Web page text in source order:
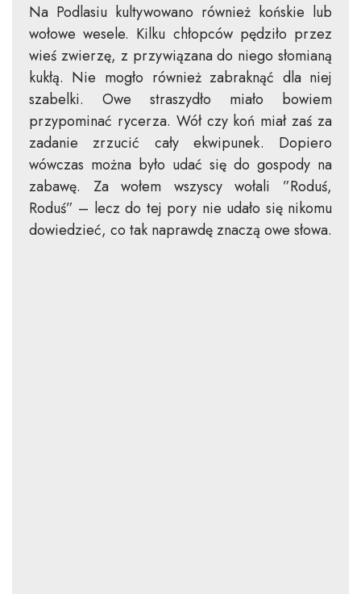
Na Podlasiu kultywowano również końskie lub
wołowe wesele. Kilku chłopców pędziło przez
wieś zwierzę, z przywiązana do niego słomianą
kukłą. Nie mogło również zabraknąć dla niej
szabelki. Owe straszydło miało bowiem
przypominać rycerza. Wół czy koń miał zaś za
zadanie zrzucić cały ekwipunek. Dopiero
wówczas można było udać się do gospody na
zabawę. Za wołem wszyscy wołali ”Roduś,
Roduś” – lecz do tej pory nie udało się nikomu
dowiedzieć, co tak naprawdę znaczą owe słowa.